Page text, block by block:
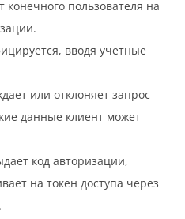
пользователя на
вводя учетные
или отклоняет запрос
данные клиент может
код авторизации,
на токен доступа через